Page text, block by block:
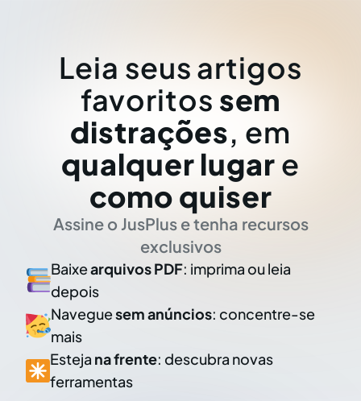
Leia seus artigos
favoritos sem
distrações, em
qualquer lugar e
como quiser
Assine o JusPlus e tenha recursos
exclusivos
Baixearquivos PDF: imprima ou leia
depois
Naveguesem anúncios: concentre-se
mais
Esteja na frente: descubra novas
ferramentas